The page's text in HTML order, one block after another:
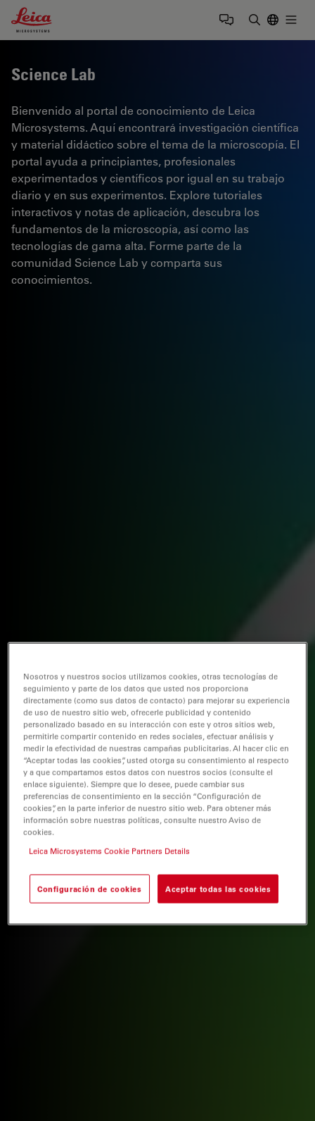
Leica Microsystems Logo
Science Lab
Bienvenido al portal de conocimiento de Leica
Microsystems. Aquí encontrará investigación científica
y material didáctico sobre el tema de la microscopía. El
portal ayuda a principiantes, profesionales
experimentados y científicos por igual en su trabajo
diario y en sus experimentos. Explore tutoriales
interactivos y notas de aplicación, descubra los
fundamentos de la microscopía, así como las
tecnologías de gama alta. Forme parte de la
comunidad Science Lab y comparta sus
conocimientos.
Nosotros y nuestros socios utilizamos cookies, otras tecnologías de
seguimiento y parte de los datos que usted nos proporciona
directamente (como sus datos de contacto) para mejorar su experiencia
de uso de nuestro sitio web, ofrecerle publicidad y contenido
personalizado basado en su interacción con este y otros sitios web,
permitirle compartir contenido en redes sociales, efectuar análisis y
medir la efectividad de nuestras campañas publicitarias. Al hacer clic en
“Aceptar todas las cookies”, usted otorga su consentimiento al respecto
y a que compartamos estos datos con nuestros socios (consulte el
enlace siguiente). Siempre que lo desee, puede cambiar sus
preferencias de consentimiento en la sección “Configuración de
cookies”, en la parte inferior de nuestro sitio web. Para obtener más
información sobre nuestras políticas, consulte nuestro Aviso de
cookies.
Leica Microsystems Cookie Partners Details
Configuración de cookies Aceptar todas las cookies